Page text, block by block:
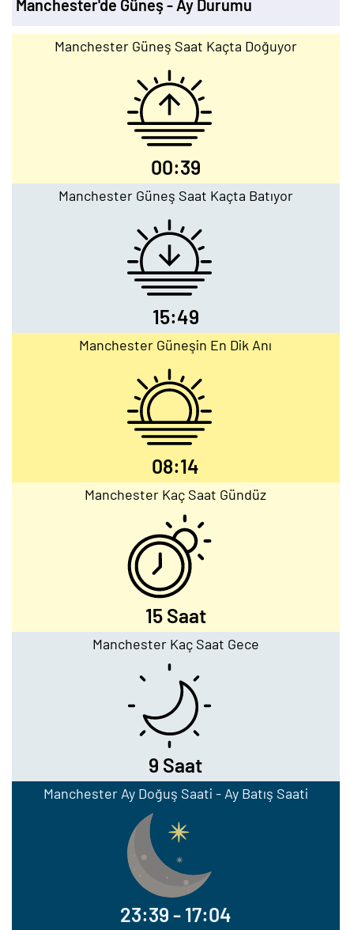
Manchester'de Güneş - Ay Durumu
Manchester Güneş Saat Kaçta Doğuyor
00:39
Manchester Güneş Saat Kaçta Batıyor
15:49
Manchester Güneşin En Dik Anı
08:14
Manchester Kaç Saat Gündüz
15 Saat
Manchester Kaç Saat Gece
9 Saat
Manchester Ay Doğuş Saati - Ay Batış Saati
23:39 - 17:04